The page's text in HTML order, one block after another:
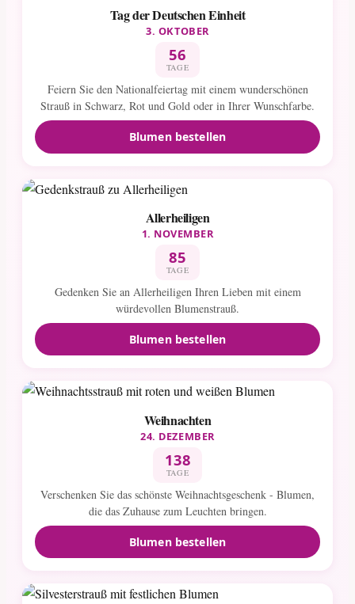
Tag der Deutschen Einheit
3. OKTOBER
56
TAGE
Feiern Sie den Nationalfeiertag mit einem wunderschönen
Strauß in Schwarz, Rot und Gold oder in Ihrer Wunschfarbe.
Blumen bestellen
Allerheiligen
1. NOVEMBER
85
TAGE
Gedenken Sie an Allerheiligen Ihren Lieben mit einem
würdevollen Blumenstrauß.
Blumen bestellen
Weihnachten
24. DEZEMBER
138
TAGE
Verschenken Sie das schönste Weihnachtsgeschenk - Blumen,
die das Zuhause zum Leuchten bringen.
Blumen bestellen